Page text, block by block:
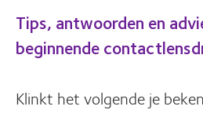
Tips, antwoorden en
beginnende
Klinkt het volgende je